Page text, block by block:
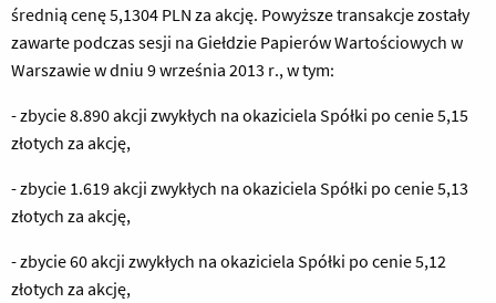
średnią cenę 5,1304 PLN za akcję. Powyższe transakcje zostały
zawarte podczas sesji na Giełdzie Papierów Wartościowych w
Warszawie w dniu 9 września 2013 r., w tym:
- zbycie 8.890 akcji zwykłych na okaziciela Spółki po cenie 5,15
złotych za akcję,
- zbycie 1.619 akcji zwykłych na okaziciela Spółki po cenie 5,13
złotych za akcję,
- zbycie 60 akcji zwykłych na okaziciela Spółki po cenie 5,12
złotych za akcję,